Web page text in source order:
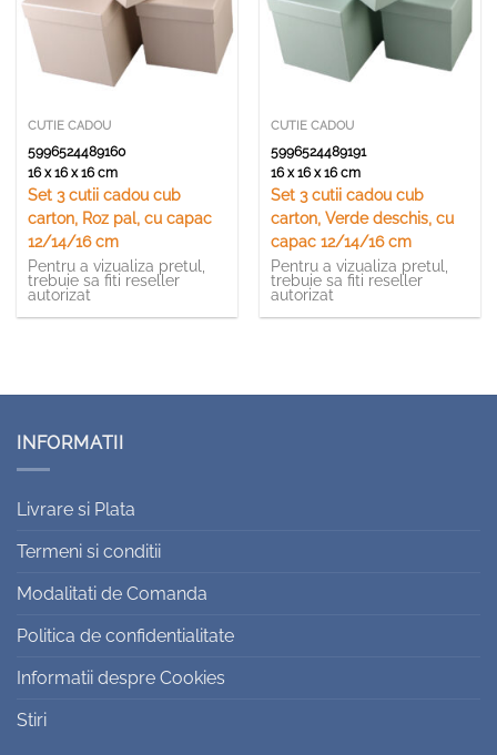
CUTIE CADOU
5996524489160
16 x 16 x 16 cm
Set 3 cutii cadou cub
carton, Roz pal, cu capac
12/14/16 cm
Pentru a vizualiza pretul,
trebuie sa fiti reseller
autorizat
CUTIE CADOU
5996524489191
16 x 16 x 16 cm
Set 3 cutii cadou cub
carton, Verde deschis, cu
capac 12/14/16 cm
Pentru a vizualiza pretul,
trebuie sa fiti reseller
autorizat
INFORMATII
Livrare si Plata
Termeni si conditii
Modalitati de Comanda
Politica de confidentialitate
Informatii despre Cookies
Stiri